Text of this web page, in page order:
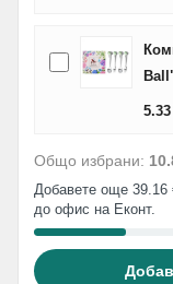
5.33
Общо избрани:
Добавете още 39.16
до офис на Еконт.